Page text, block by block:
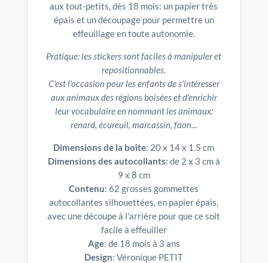
aux tout-petits, dès 18 mois: un papier très
épais et un découpage pour permettre un
effeuillage en toute autonomie.
Pratique: les stickers sont faciles à manipuler et
repositionnables.
C'est l'occasion pour les enfants de s'intéresser
aux animaux des régions boisées et d'enrichir
leur vocabulaire en nommant les animaux:
renard, écureuil, marcassin, faon...
Dimensions de la boîte: 20 x 14 x 1.5 cm
Dimensions des autocollants: de 2 x 3 cm à
9 x 8 cm
Contenu: 62 grosses gommettes
autocollantes silhouettées, en papier épais,
avec une découpe à l'arrière pour que ce soit
facile à effeuiller
Age: de 18 mois à 3 ans
Design: Véronique PETIT